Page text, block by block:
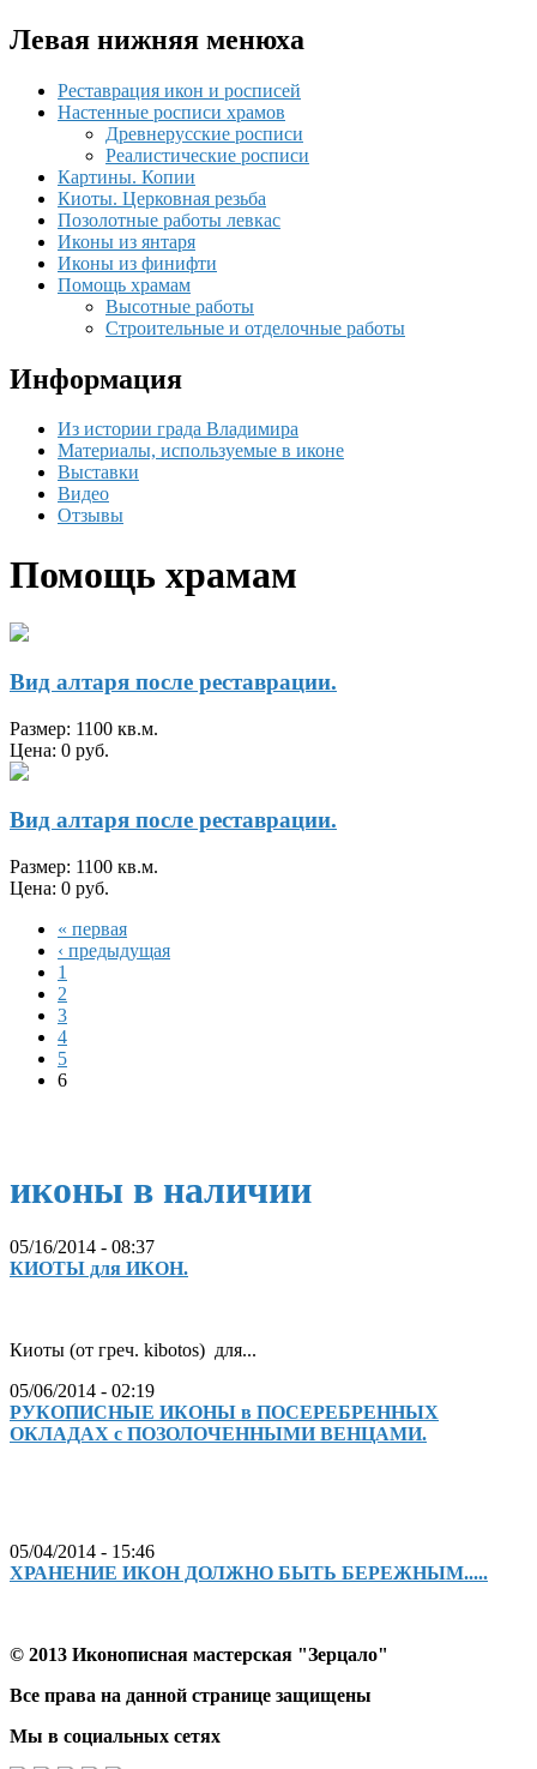
Левая нижняя менюха
Реставрация икон и росписей
Настенные росписи храмов
Древнерусские росписи
Реалистические росписи
Картины. Копии
Киоты. Церковная резьба
Позолотные работы левкас
Иконы из янтаря
Иконы из финифти
Помощь храмам
Высотные работы
Строительные и отделочные работы
Информация
Из истории града Владимира
Материалы, используемые в иконе
Выставки
Видео
Отзывы
Помощь храмам
Вид алтаря после реставрации.
Размер: 1100 кв.м.
Цена: 0 руб.
Вид алтаря после реставрации.
Размер: 1100 кв.м.
Цена: 0 руб.
« первая
‹ предыдущая
1
2
3
4
5
6
иконы в наличии
05/16/2014 - 08:37
КИОТЫ для ИКОН.
Киоты (от греч. kibotos) для...
05/06/2014 - 02:19
РУКОПИСНЫЕ ИКОНЫ в ПОСЕРЕБРЕННЫХ
ОКЛАДАХ с ПОЗОЛОЧЕННЫМИ ВЕНЦАМИ.
05/04/2014 - 15:46
ХРАНЕНИЕ ИКОН ДОЛЖНО БЫТЬ БЕРЕЖНЫМ.....
© 2013 Иконописная мастерская "Зерцало"
Все права на данной странице защищены
Мы в социальных сетях